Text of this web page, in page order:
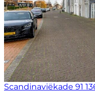
Scandinaviëkade 91